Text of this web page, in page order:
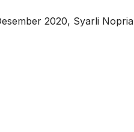
2020, Syarli